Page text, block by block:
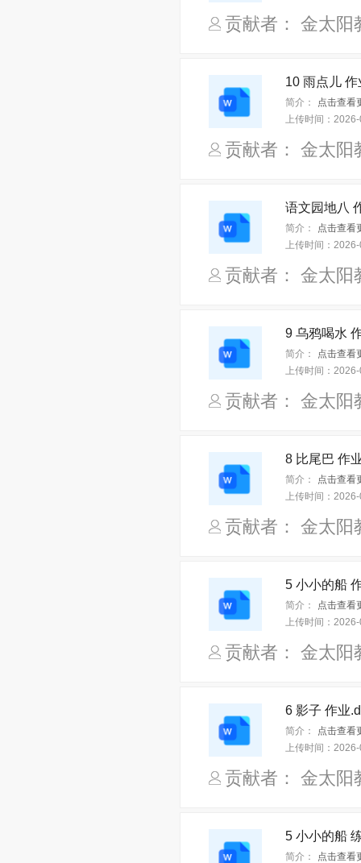
贡献者： 金太阳
10 雨点儿
简介：
点击查看
上传时间：
贡献者： 金太阳
语文园地八
简介：
点击查看
上传时间：
贡献者： 金太阳
9 乌鸦喝水
简介：
点击查看
上传时间：
贡献者： 金太阳
8 比尾巴 作
简介：
点击查看
上传时间：
贡献者： 金太阳
5 小小的船
简介：
点击查看
上传时间：
贡献者： 金太阳
6 影子 作业
简介：
点击查看
上传时间：
贡献者： 金太阳
5 小小的船
简介：
点击查看